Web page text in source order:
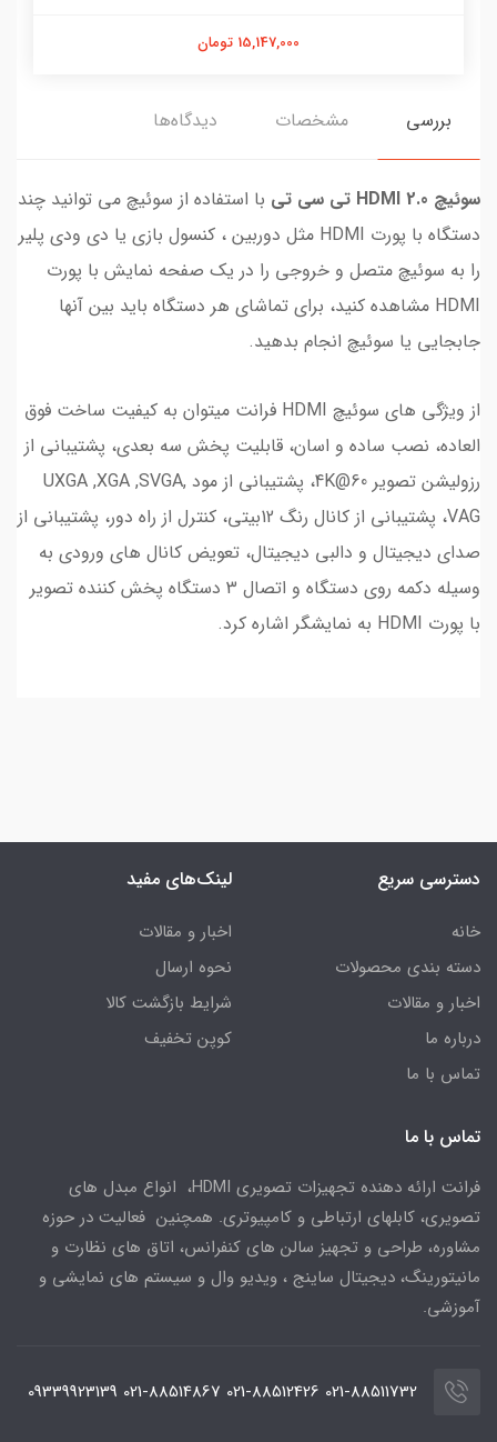
15,147,000 تومان
بررسی مشخصات دیدگاه‌ها
سوئيچ 2.0 HDMI تی سی تی
با استفاده از سوئیچ می توانید چند
دستگاه با پورت HDMI مثل دوربین ، کنسول بازی یا دی ودی پلیر
را به سوئیچ متصل و خروجی را در یک صفحه نمایش با پورت
HDMI مشاهده کنید، برای تماشای هر دستگاه باید بین آنها
جابجایی یا سوئیچ انجام بدهید.
از ویژگی های سوئیچ HDMI فرانت میتوان به کیفیت ساخت فوق
العاده، نصب ساده و اسان، قابلیت پخش سه بعدی، پشتیبانی از
رزولیشن تصویر 4K@60، پشتیبانی از مود UXGA ,XGA ,SVGA,
VAG، پشتیبانی از کانال رنگ 12بیتی، کنترل از راه دور، پشتیبانی از
صدای دیجیتال و دالبی دیجیتال، تعویض کانال های ورودی به
وسیله دکمه روی دستگاه و اتصال 3 دستگاه پخش کننده تصویر
با پورت HDMI به نمایشگر اشاره کرد.
دسترسی سریع
خانه
دسته بندی محصولات
اخبار و مقالات
درباره ما
تماس با ما
لینک‌های مفید
اخبار و مقالات
نحوه ارسال
شرایط بازگشت کالا
کوپن تخفیف
تماس با ما
فرانت ارائه دهنده تجهیزات تصویری HDMI، انواع مبدل های
تصویری، کابلهای ارتباطی و کامپیوتری. همچنین فعالیت در حوزه
مشاوره، طراحی و تجهیز سالن های کنفرانس، اتاق های نظارت و
مانیتورینگ، دیجیتال ساینج ، ویدیو وال و سیستم های نمایشی و
آموزشی.
021-88511732 021-88512426 021-88514867 09339923139